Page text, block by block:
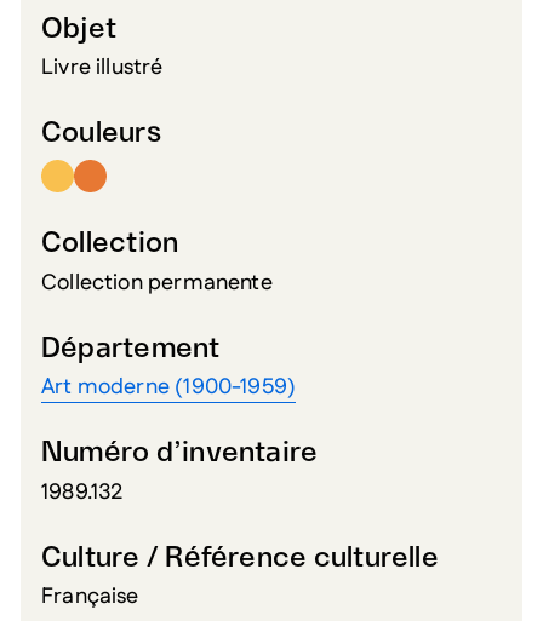
Objet
Livre illustré
Couleurs
Collection
Collection permanente
Département
Art moderne (1900-1959)
Numéro d’inventaire
1989.132
Culture / Référence culturelle
Française